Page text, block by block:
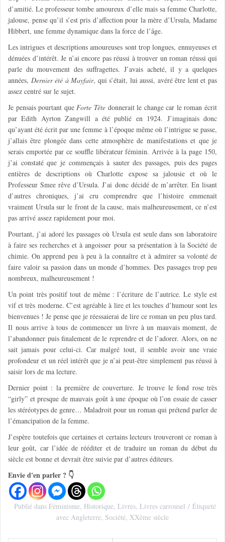
d’amitié. Le professeur tombe amoureux d’elle mais sa femme Charlotte,
jalouse, pense qu’il s’est pris d’affection pour la mère d’Ursula, Madame
Hibbert, une femme dynamique dans la force de l’âge.
Les intrigues et descriptions amoureuses sont trop longues, ennuyeuses et
dénuées d’intérêt. Je n’ai encore pas réussi à trouver un roman réussi qui
parle du mouvement des suffragettes. J’avais acheté, il y a quelques
années, Dernier été à Mayfair, qui s’était, lui aussi, avéré être lent et pas
assez centré sur le sujet.
Je pensais pourtant queForte Têtedonnerait le change car le roman écrit
par Edith Ayrton Zangwill a été publié en 1924. J’imaginais donc
qu’ayant été écrit par une femme à l’époque même où l’intrigue se passe,
j’allais être plongée dans cette atmosphère de manifestations et que je
serais emportée par ce souffle libérateur féminin. Arrivée à la page 150,
j’ai constaté que je commençais à sauter des passages, puis des pages
entières de descriptions où Charlotte expose sa jalousie et où le
Professeur Smee rêve d’Ursula. J’ai donc décidé de m’arrêter. En lisant
d’autres chroniques, j’ai cru comprendre que l’histoire emmenait
vraiment Ursula sur le front de la cause, mais malheureusement, ce n’est
pas arrivé assez rapidement pour moi.
Pourtant, j’ai adoré les passages où Ursula est seule dans son laboratoire
à faire ses recherches et à angoisser pour sa présentation à la Société de
chimie. On apprend peu à peu à la connaître et à admirer sa volonté de
faire valoir sa passion dans un monde d’hommes. Des passages trop peu
nombreux, malheureusement !
Un point très positif tout de même : l’écriture de l’autrice. Le style est
vif et très moderne. C’est agréable à lire et les touches d’humour sont les
bienvenues ! Je pense que je réessaierai de lire ce roman un peu plus tard.
Il nous arrive à tous de commencer un livre à un mauvais moment, de
l’abandonner puis finalement de le reprendre et de l’adorer. Alors, on ne
sait jamais pour celui-ci. Car malgré tout, il semble avoir une vraie
profondeur et un réel intérêt que je n’ai peut-être simplement pas réussi à
saisir lors de ma lecture.
Dernier point : la première de couverture. Je trouve le fond rose très
“girly” et presque de mauvais goût à une époque où l’on essaie de casser
les stéréotypes de genre… Maladroit pour un roman qui prétend parler de
l’émancipation de la femme.
J’espère toutefois que certaines et certains lecteurs trouveront ce roman à
leur goût, car l’idée de rééditer et de traduire un roman du début du
siècle est bonne et devrait être suivie par d’autres éditeurs.
Envie d'en parler ? 👇
Publié dans Féminisme, Historique, Livres, Livres carrousel
Étiqueté
avec Angleterre, Société, XXème siècle